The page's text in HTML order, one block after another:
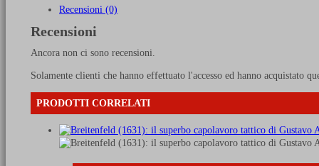
Recensioni (0)
Recensioni
Ancora non ci sono recensioni.
Solamente clienti che hanno effettuato l'accesso ed hanno acquistato
PRODOTTI CORRELATI